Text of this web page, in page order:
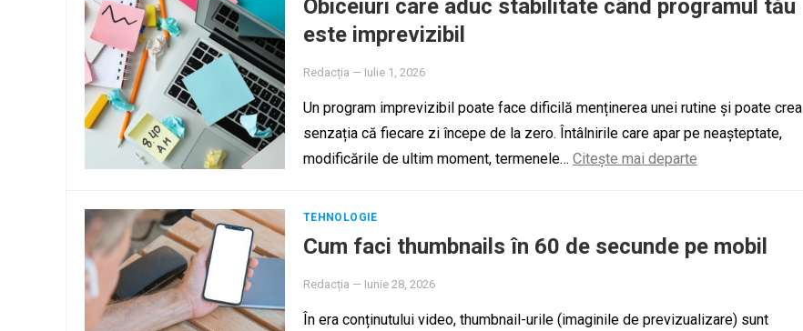
Obiceiuri care aduc stabilitate când programul tău
este imprevizibil
Redacția — Iulie 1, 2026
Un program imprevizibil poate face dificilă menținerea unei rutine și poate crea
senzația că fiecare zi începe de la zero. Întâlnirile care apar pe neașteptate,
modificările de ultim moment, termenele… Citește mai departe
TEHNOLOGIE
Cum faci thumbnails în 60 de secunde pe mobil
Redacția — Iunie 28, 2026
În era conținutului video, thumbnail-urile (imaginile de previzualizare) sunt